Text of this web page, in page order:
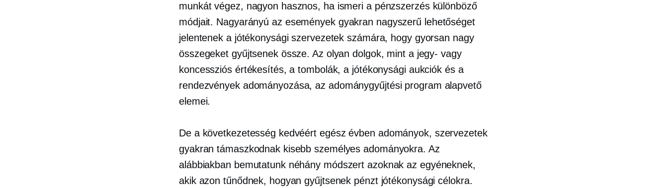
munkát végez, nagyon hasznos, ha ismeri a pénzszerzés különböző
módjait. Nagyarányú az események gyakran nagyszerű lehetőséget
jelentenek a jótékonysági szervezetek számára, hogy gyorsan nagy
összegeket gyűjtsenek össze. Az olyan dolgok, mint a jegy- vagy
koncessziós értékesítés, a tombolák, a jótékonysági aukciók és a
rendezvények adományozása, az adománygyűjtési program alapvető
elemei.
De a következetesség kedvéért egész évben adományok, szervezetek
gyakran támaszkodnak kisebb személyes adományokra. Az
alábbiakban bemutatunk néhány módszert azoknak az egyéneknek,
akik azon tűnődnek, hogyan gyűjtsenek pénzt jótékonysági célokra.